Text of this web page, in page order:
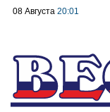
08 Августа 20:01